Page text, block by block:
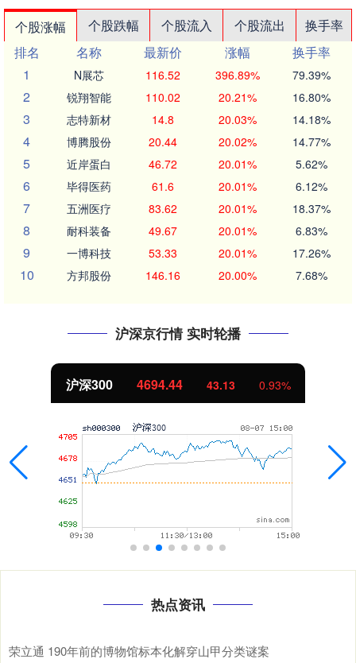
个股涨幅 个股跌幅 个股流入 个股流出
换手率
排名
名称 最新价 涨幅
换手率
1
N展芯 116.52 396.89% 79.39%
2 锐翔智能 110.02 20.21% 16.80%
3 志特新材 14.8 20.03% 14.18%
4 博腾股份 20.44 20.02% 14.77%
5 近岸蛋白 46.72 20.01% 5.62%
6 毕得医药 61.6 20.01% 6.12%
7 五洲医疗 83.62 20.01% 18.37%
8 耐科装备 49.67 20.01% 6.83%
9 一博科技 53.33 20.01% 17.26%
10 方邦股份 146.16 20.00% 7.68%
沪深京行情 实时轮播
北证50 1134.24 11.37 1.01%
热点资讯
荣立通 190年前的博物馆标本化解穿山甲分类谜案